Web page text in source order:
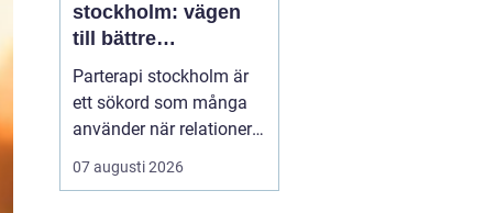
stockholm: vägen
till bättre
kommunikation och
tryggare relation
Parterapi stockholm är
ett sökord som många
använder när relationer
börjar kännas sköra,
konflikterna ökar eller
07 augusti 2026